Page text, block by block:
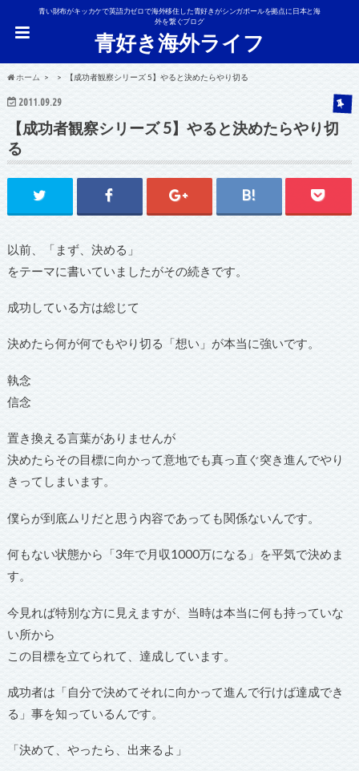
青い財布がキッカケで英語力ゼロで海外移住した青好きがシンガポールを拠点に日本と海
外を繋ぐブログ
青好き海外ライフ
ホーム 【成功者観察シリーズ 5】やると決めたらやり切る
2011.09.29
【成功者観察シリーズ 5】やると決めたらやり切
る
以前、「まず、決める」
をテーマに書いていましたがその続きです。
成功している方は総じて
決めたら何が何でもやり切る「想い」が本当に強いです。
執念
信念
置き換える言葉がありませんが
決めたらその目標に向かって意地でも真っ直ぐ突き進んでやり
きってしまいます。
僕らが到底ムリだと思う内容であっても関係ないんです。
何もない状態から「3年で月収1000万になる」を平気で決めま
す。
今見れば特別な方に見えますが、当時は本当に何も持っていな
い所から
この目標を立てられて、達成しています。
成功者は「自分で決めてそれに向かって進んで行けば達成でき
る」事を知っているんです。
「決めて、やったら、出来るよ」